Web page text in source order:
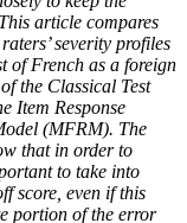
article compares
severity profiles
of French as a foreign
the Classical Test
Item Response
(MFRM). The
that in order to
to take into
score, even if this
portion of the error